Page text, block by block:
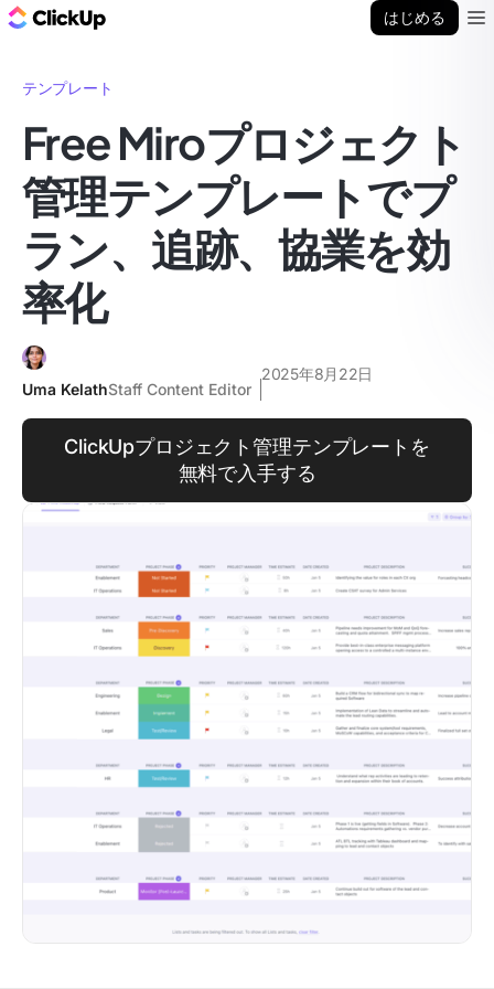
はじめる
テンプレート
Free Miroプロジェクト
管理テンプレートでプ
ラン、追跡、協業を効
率化
Uma KelathStaff Content Editor
2025年8月22日
ClickUpプロジェクト管理テンプレートを
無料で入手する